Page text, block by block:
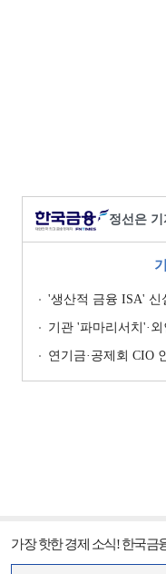
정선은 기
'생산적 금융 ISA' 신설…이
기관 '파마리서치'·외인 '주성엔지니어
연기금·공제회 CIO
가장 핫한 경제 소식! 한국금